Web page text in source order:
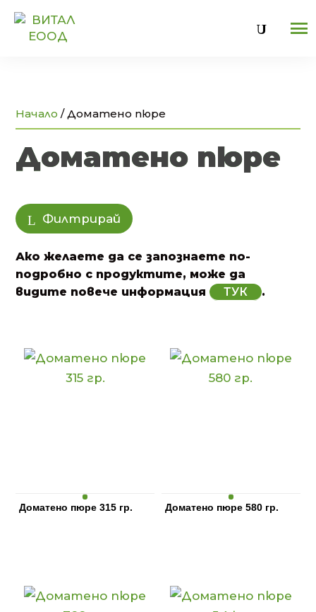
U
Начало /Доматено пюре
Доматено пюре
Филтрирай
Ако желаете да се запознаете по-
подробно с продуктите, може да
видите повече информация
ТУК .
Доматено пюре 315 гр. Доматено пюре 580 гр.